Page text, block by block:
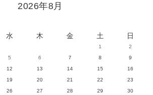
2026年8月
水 木 金 土 日
1
2
5 6 7 8
9
12 13 14 15
16
19 20 21 22
23
26 27 28 29
30